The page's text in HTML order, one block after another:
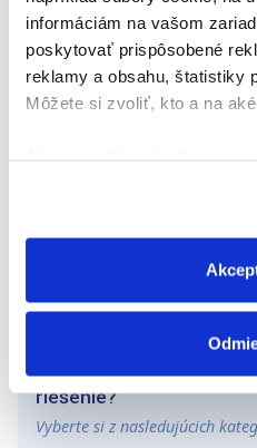
informáciám na vašom
poskytovať prispôsobené
reklamy a obsahu, štatistiky
Môžete si zvoliť, kto a na
Identifikovať vaše
skenovaním
údaje, nájdete v časti s
môžete kedykoľvek zmeniť
o používaní súborov cookie.
Hľadáte rýchle,
riešenie?
Vyberte si z nasledujúcich